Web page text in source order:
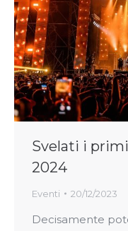
Svelati i
2024
Eventi 20/12/2023
Decisamente